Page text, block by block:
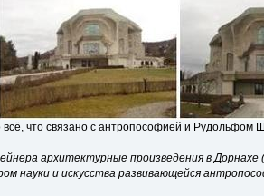
всё, что связано с антропософией и Рудольфом
архитектурные произведения в
науки и искусства развивающейся